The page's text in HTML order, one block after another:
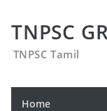
TNPSC
TNPSC Tamil
Home